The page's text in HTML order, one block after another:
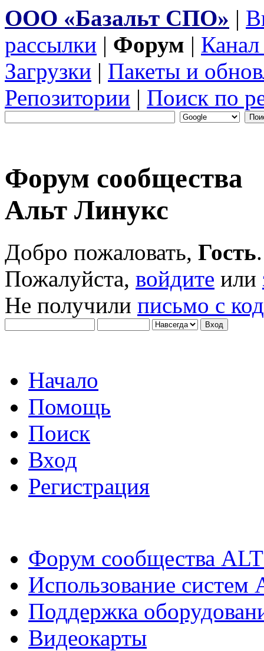
ООО «Базальт СПО» |
рассылки | Форум |
Загрузки | Пакеты и
Репозитории | Поиск по
Форум сообщества
Альт Линукс
Добро пожаловать, Гость.
Пожалуйста, войдите или
Не получили письмо с
Начало
Помощь
Поиск
Вход
Регистрация
Форум сообщества
Использование систем
Поддержка
Видеокарты